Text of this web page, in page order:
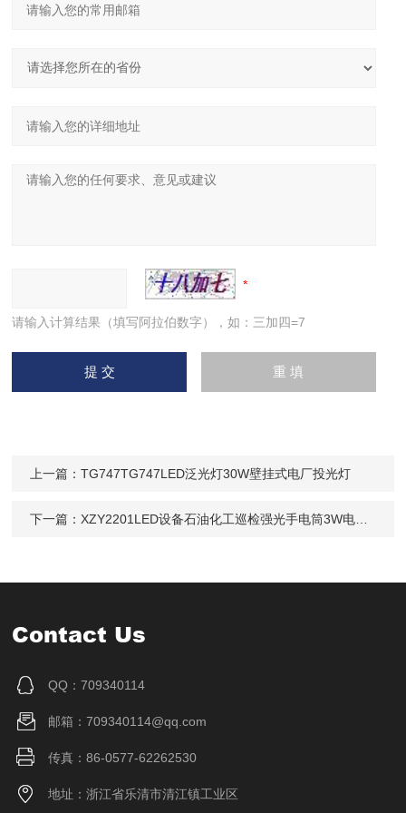
请输入计算结果（填写阿拉伯数字），如：三加四=7
上一篇：TG747TG747LED泛光灯30W壁挂式电厂投光灯
下一篇： XZY2201LED设备石油化工巡检强光手电筒3W电量显示
Contact Us
QQ：709340114
邮箱：709340114@qq.com
传真：86-0577-62262530
地址：浙江省乐清市清江镇工业区